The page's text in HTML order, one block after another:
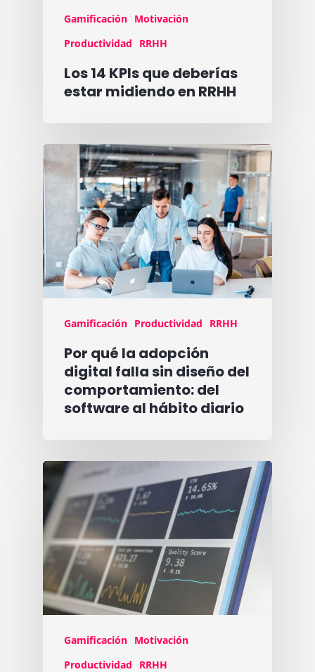
Gamificación Motivación
Productividad
RRHH
Los 14 KPIs que deberías
estar midiendo en RRHH
Gamificación Productividad RRHH
Por qué la adopción
digital falla sin diseño del
comportamiento: del
software al hábito diario
Gamificación Motivación
Productividad
RRHH